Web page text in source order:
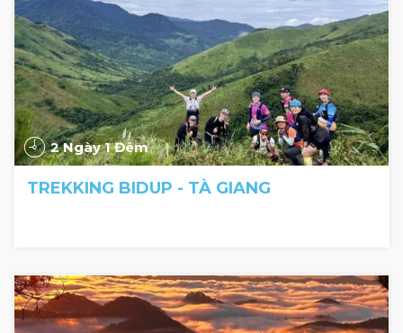
2 Ngày 1 Đêm
TREKKING BIDUP - TÀ GIANG